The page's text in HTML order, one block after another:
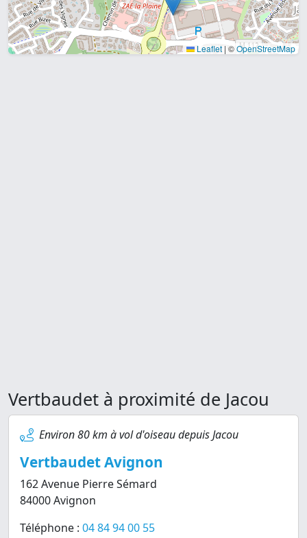
Leaflet | ©OpenStreetMap
Vertbaudet à proximité de Jacou
Environ 80 km à vol d'oiseau depuis Jacou
Vertbaudet Avignon
162 Avenue Pierre Sémard
84000 Avignon
Téléphone : 04 84 94 00 55